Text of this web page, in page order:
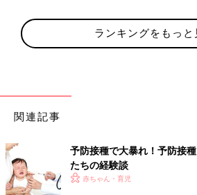
ランキングをもっと
関連記事
予防接種で大暴れ！予防接
たちの経験談
赤ちゃん・育児